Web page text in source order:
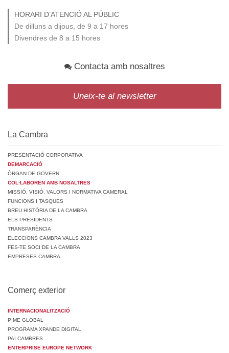
HORARI D’ATENCIÓ AL PÚBLIC
De dilluns a dijous, de 9 a 17 hores
Divendres de 8 a 15 hores
Contacta amb nosaltres
Uneix-te al newsletter
La Cambra
PRESENTACIÓ CORPORATIVA
DEMARCACIÓ
ÒRGAN DE GOVERN
COL·LABOREN AMB NOSALTRES
MISSIÓ, VISIÓ, VALORS I NORMATIVA CAMERAL
FUNCIONS I TASQUES
BREU HISTÒRIA DE LA CAMBRA
ELS PRESIDENTS
TRANSPARÈNCIA
ELECCIONS CAMBRA VALLS 2023
FES-TE SOCI DE LA CAMBRA
EMPRESES CAMBRA
Comerç exterior
INTERNACIONALITZACIÓ
PIME GLOBAL
PROGRAMA XPANDE DIGITAL
PAI CAMBRES
ENTERPRISE EUROPE NETWORK